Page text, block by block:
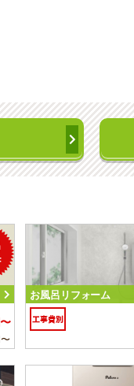
お風呂リフォーム
工事費別